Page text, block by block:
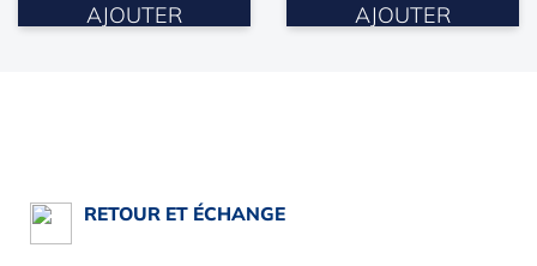
AJOUTER AJOUTER
RETOUR ET ÉCHANGE